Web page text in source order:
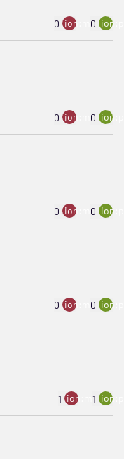
0 ion:minus
0
0 ion:minus
0
0 ion:minus
0
0 ion:minus
0
1 ion:minus
1